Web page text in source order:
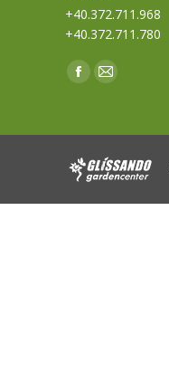
+40.372.711.968
+40.372.711.780
Find us on:
Facebook
new
Mail
new